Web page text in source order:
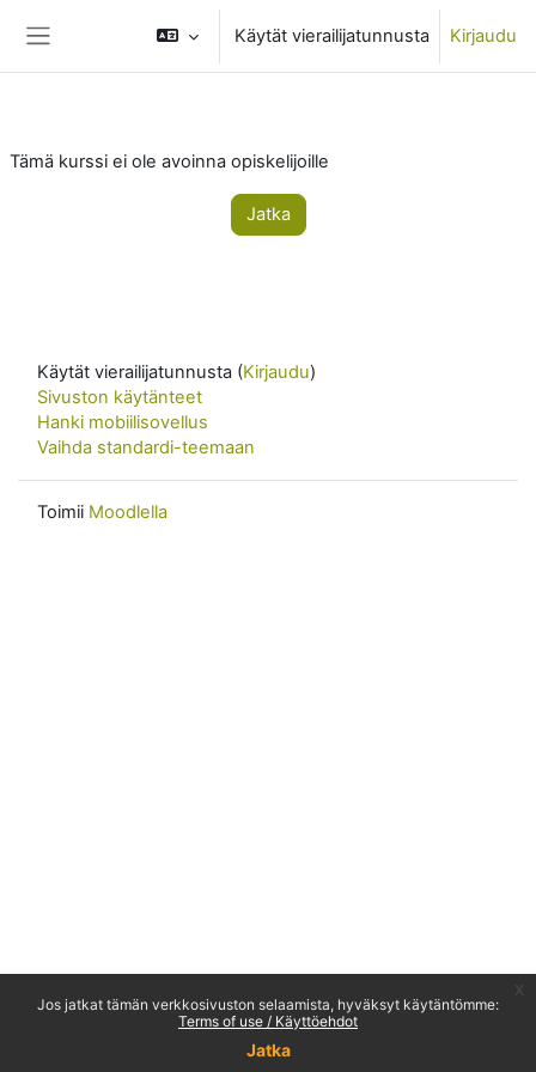
Jos jatkat tämän verkkosivuston selaamista, hyväksyt käytäntömme:
Terms of use / Käyttöehdot
Jatka
Käytät vierailijatunnusta Kirjaudu
Tämä kurssi ei ole avoinna opiskelijoille
Jatka
Käytät vierailijatunnusta (Kirjaudu)
Sivuston käytänteet
Hanki mobiilisovellus
Vaihda standardi-teemaan
Toimii Moodlella